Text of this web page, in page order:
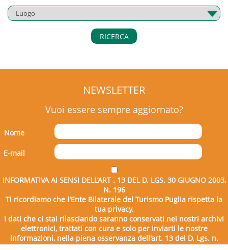
RICERCA
NEWSLETTER
Vuoi essere sempre aggiornato?
Nome
E-mail
INFORMATIVA AI SENSI DELL’ART . 13 DEL D. LGS. 30 GIUGNO 2003,
N. 196
Ti ricordiamo che l'Ente Bilaterale del Turismo Puglia rispetta la
tua privacy.
I dati che ci stai rilasciando saranno conservati nei nostri archivi
elettronici, trattati con cura e solo per inviarti le nostre
informazioni, nella piena osservanza dell'art. 13 del D. Lgs. n.
196/2003.